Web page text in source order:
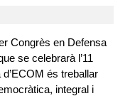
Congrès en Defensa
se celebrarà l’11
d’ECOM és treballar
integral i